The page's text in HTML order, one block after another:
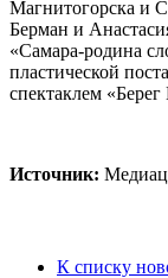
Магнитогорска и
Берман и
«Самара-родина
пластической
спектаклем
Источник:
К списку